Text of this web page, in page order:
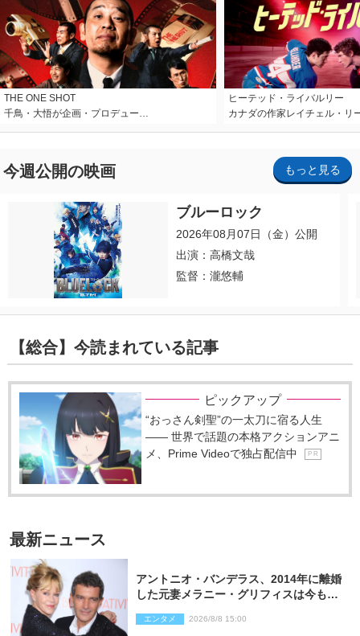
THE ONE SHOT
千鳥・大悟が企画・プロデュー…
ヒーテッド・ライバルリー
カナダの作家レイチェル・リ
今週公開の映画 もっと見る
ブルーロック
2026年08月07日（金）公開
出演：高橋文哉
監督：瀧悠輔
【総合】今読まれている記事
ピックアップ
“おっさん剣聖”の一太刀に宿る人生
―― 世界で話題の本格アクションアニ
メ、Prime Videoで独占配信中
P R
最新ニュース
アントニオ・バンデラス、2014年に離婚
した元妻メラニー・グリフィスは今も
エンタメ 2026/8/8 15:00